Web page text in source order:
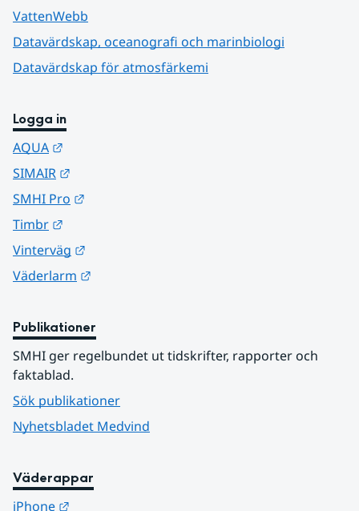
VattenWebb
Datavärdskap, oceanografi och marinbiologi
Datavärdskap för atmosfärkemi
Logga in
AQUA
SIMAIR
SMHI Pro
Timbr
Vinterväg
Väderlarm
Publikationer
SMHI ger regelbundet ut tidskrifter, rapporter och
faktablad.
Sök publikationer
Nyhetsbladet Medvind
Väderappar
iPhone